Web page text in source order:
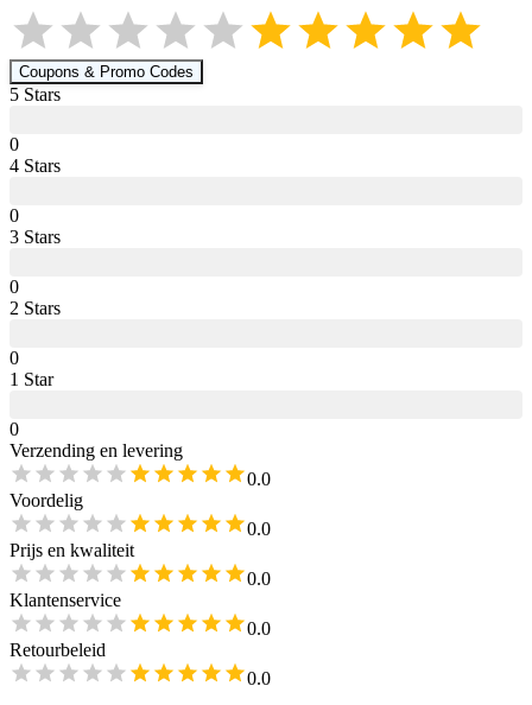
Coupons & Promo Codes
5 Stars
0
4 Stars
0
3 Stars
0
2 Stars
0
1 Star
0
Verzending en levering
0.0
Voordelig
0.0
Prijs en kwaliteit
0.0
Klantenservice
0.0
Retourbeleid
0.0